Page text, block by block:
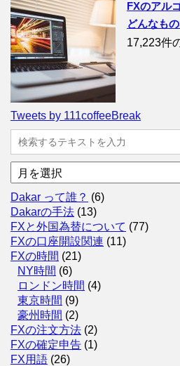
FXのアル
どんなも
17,223件
Tweets by 111coffeeBreak
ア
ー
カ
イ
ブ
Dakar って誰？ (6)
Dakarの手法 (13)
FXと外国為替について (77)
FXの口座開設関連 (11)
FXの時間 (21)
NY時間 (6)
ロンドン時間 (4)
東京時間 (9)
豪州時間 (2)
FXの注文方法 (2)
FXの確定申告 (1)
FX用語 (26)